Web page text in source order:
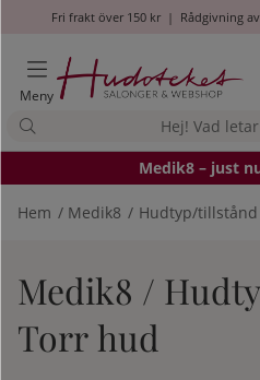
Fri frakt över 150 kr| Rådgivning
Meny
Medik8 – just
Hem Medik8 Hudtyp/tillstånd
Medik8 /
Torr hud